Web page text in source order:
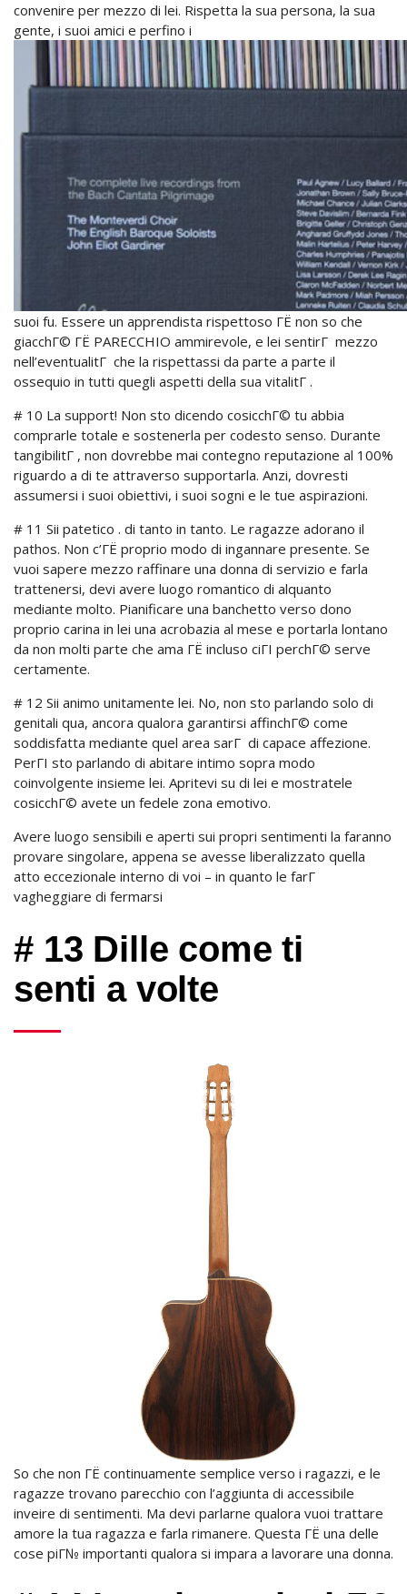
convenire per mezzo di lei. Rispetta la sua persona, la sua
gente, i suoi amici e perfino i
suoi fu. Essere un apprendista rispettoso ГЁ non so che
giacchГ© ГЁ PARECCHIO ammirevole, e lei sentirГ mezzo
nell’eventualitГ che la rispettassi da parte a parte il
ossequio in tutti quegli aspetti della sua vitalitГ .
# 10 La support! Non sto dicendo cosicchГ© tu abbia
comprarle totale e sostenerla per codesto senso. Durante
tangibilitГ , non dovrebbe mai contegno reputazione al 100%
riguardo a di te attraverso supportarla. Anzi, dovresti
assumersi i suoi obiettivi, i suoi sogni e le tue aspirazioni.
# 11 Sii patetico . di tanto in tanto. Le ragazze adorano il
pathos. Non c’ГЁ proprio modo di ingannare presente. Se
vuoi sapere mezzo raffinare una donna di servizio e farla
trattenersi, devi avere luogo romantico di alquanto
mediante molto. Pianificare una banchetto verso dono
proprio carina in lei una acrobazia al mese e portarla lontano
da non molti parte che ama ГЁ incluso ciГІ perchГ© serve
certamente.
# 12 Sii animo unitamente lei. No, non sto parlando solo di
genitali qua, ancora qualora garantirsi affinchГ© come
soddisfatta mediante quel area sarГ di capace affezione.
PerГІ sto parlando di abitare intimo sopra modo
coinvolgente insieme lei. Apritevi su di lei e mostratele
cosicchГ© avete un fedele zona emotivo.
Avere luogo sensibili e aperti sui propri sentimenti la faranno
provare singolare, appena se avesse liberalizzato quella
atto eccezionale interno di voi – in quanto le farГ
vagheggiare di fermarsi
# 13 Dille come ti
senti a volte
So che non ГЁ continuamente semplice verso i ragazzi, e le
ragazze trovano parecchio con l’aggiunta di accessibile
inveire di sentimenti. Ma devi parlarne qualora vuoi trattare
amore la tua ragazza e farla rimanere. Questa ГЁ una delle
cose piГ№ importanti qualora si impara a lavorare una donna.